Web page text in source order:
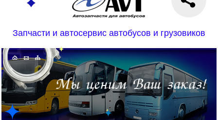
Запчасти и автосервис автобусов и грузовиков